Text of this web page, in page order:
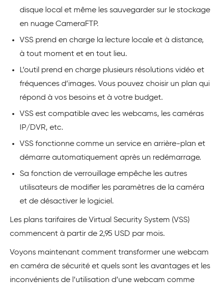
disque local et même les sauvegarder sur le stockage
en nuage CameraFTP.
VSS prend en charge la lecture locale et à distance,
à tout moment et en tout lieu.
L’outil prend en charge plusieurs résolutions vidéo et
fréquences d’images. Vous pouvez choisir un plan qui
répond à vos besoins et à votre budget.
VSS est compatible avec les webcams, les caméras
IP/DVR, etc.
VSS fonctionne comme un service en arrière-plan et
démarre automatiquement après un redémarrage.
Sa fonction de verrouillage empêche les autres
utilisateurs de modifier les paramètres de la caméra
et de désactiver le logiciel.
Les plans tarifaires de Virtual Security System (VSS)
commencent à partir de 2,95 USD par mois.
Voyons maintenant comment transformer une webcam
en caméra de sécurité et quels sont les avantages et les
inconvénients de l’utilisation d’une webcam comme